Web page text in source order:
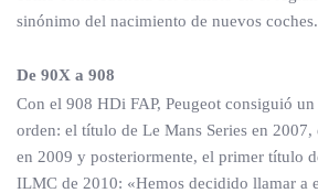
sinónimo del nacimiento de nuevos coches.
De 90X a 908
Con el 908 HDi FAP, Peugeot consiguió
orden: el título de Le Mans Series en
en 2009 y posteriormente, el primer título
ILMC de 2010: «Hemos decidido llamar a